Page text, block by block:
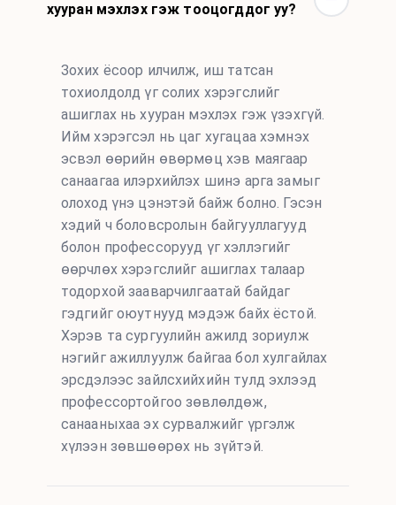
хууран мэхлэх гэж тооцогддог уу?
Зохих ёсоор илчилж, иш татсан
тохиолдолд үг солих хэрэгслийг
ашиглах нь хууран мэхлэх гэж үзэхгүй.
Ийм хэрэгсэл нь цаг хугацаа хэмнэх
эсвэл өөрийн өвөрмөц хэв маягаар
санаагаа илэрхийлэх шинэ арга замыг
олоход үнэ цэнэтэй байж болно. Гэсэн
хэдий ч боловсролын байгууллагууд
болон профессорууд үг хэллэгийг
өөрчлөх хэрэгслийг ашиглах талаар
тодорхой зааварчилгаатай байдаг
гэдгийг оюутнууд мэдэж байх ёстой.
Хэрэв та сургуулийн ажилд зориулж
нэгийг ажиллуулж байгаа бол хулгайлах
эрсдэлээс зайлсхийхийн тулд эхлээд
профессортойгоо зөвлөлдөж,
санааныхаа эх сурвалжийг үргэлж
хүлээн зөвшөөрөх нь зүйтэй.